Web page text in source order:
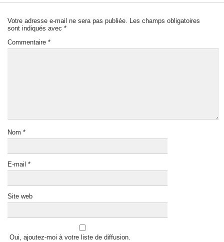
Votre adresse e-mail ne sera pas publiée. Les champs obligatoires
sont indiqués avec *
Commentaire *
Nom *
E-mail *
Site web
Oui, ajoutez-moi à votre liste de diffusion.